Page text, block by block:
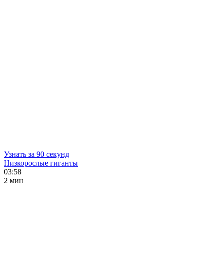
Узнать за 90 секунд
Низкорослые гиганты
03:58
2 мин